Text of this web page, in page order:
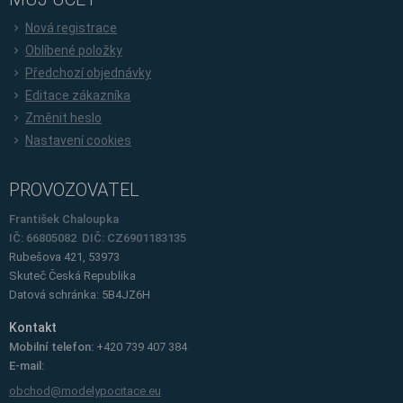
Nová registrace
Oblíbené položky
Předchozí objednávky
Editace zákazníka
Změnit heslo
Nastavení cookies
PROVOZOVATEL
František Chaloupka
IČ: 66805082 DIČ: CZ6901183135
Rubešova 421, 53973
Skuteč Česká Republika
Datová schránka: 5B4JZ6H
Kontakt
Mobilní telefon: +420 739 407 384
E-mail:
obchod@modelypocitace.eu